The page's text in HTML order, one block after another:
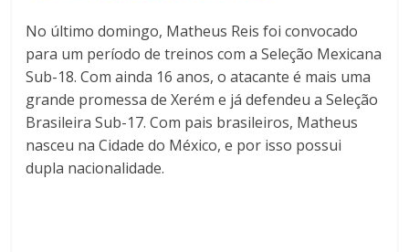
No último domingo, Matheus Reis foi convocado
para um período de treinos com a Seleção Mexicana
Sub-18. Com ainda 16 anos, o atacante é mais uma
grande promessa de Xerém e já defendeu a Seleção
Brasileira Sub-17. Com pais brasileiros, Matheus
nasceu na Cidade do México, e por isso possui
dupla nacionalidade.